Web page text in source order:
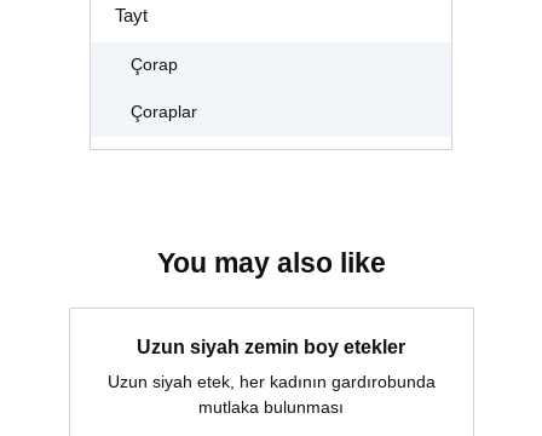
Tayt
Çorap
Çoraplar
You may also like
Uzun siyah zemin boy etekler
Uzun siyah etek, her kadının gardırobunda
mutlaka bulunması